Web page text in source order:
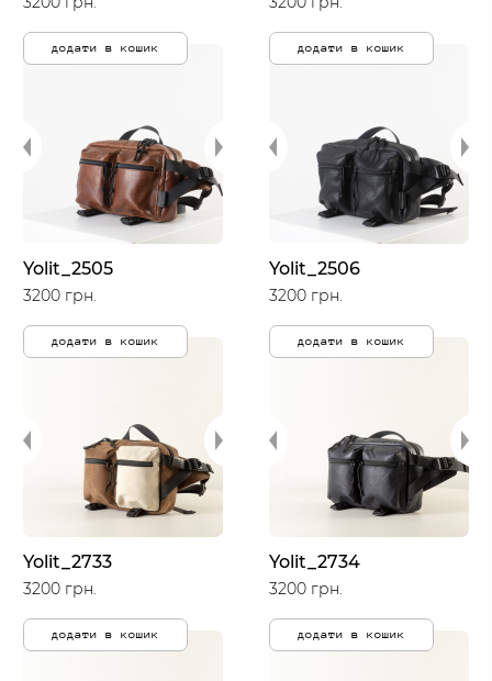
додати в кошик додати в кошик
Yolit_2505
3200 грн.
додати в кошик
Yolit_2506
3200 грн.
додати в кошик
Yolit_2733
3200 грн.
додати в кошик
Yolit_2734
3200 грн.
додати в кошик